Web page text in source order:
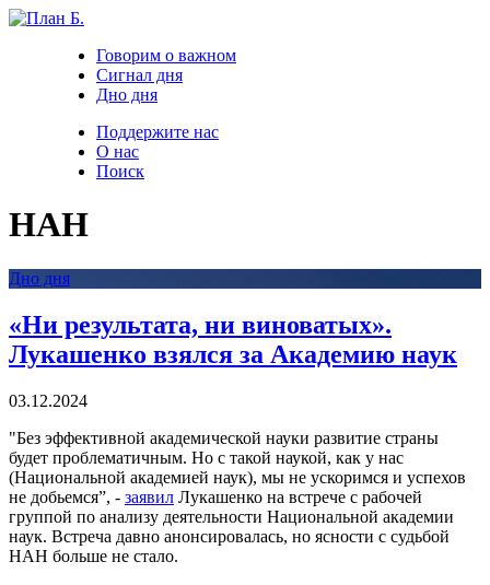
Говорим о важном
Сигнал дня
Дно дня
Поддержите нас
О нас
Поиск
НАН
Дно дня
«Ни результата, ни виноватых».
Лукашенко взялся за Академию наук
03.12.2024
"Без эффективной академической науки развитие страны
будет проблематичным. Но с такой наукой, как у нас
(Национальной академией наук), мы не ускоримся и успехов
не добьемся”, - заявил Лукашенко на встрече с рабочей
группой по анализу деятельности Национальной академии
наук. Встреча давно анонсировалась, но ясности с судьбой
НАН больше не стало.